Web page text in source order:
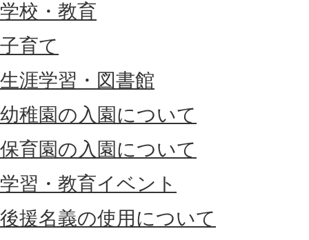
学校・教育
子育て
生涯学習・図書館
幼稚園の入園について
保育園の入園について
学習・教育イベント
後援名義の使用について